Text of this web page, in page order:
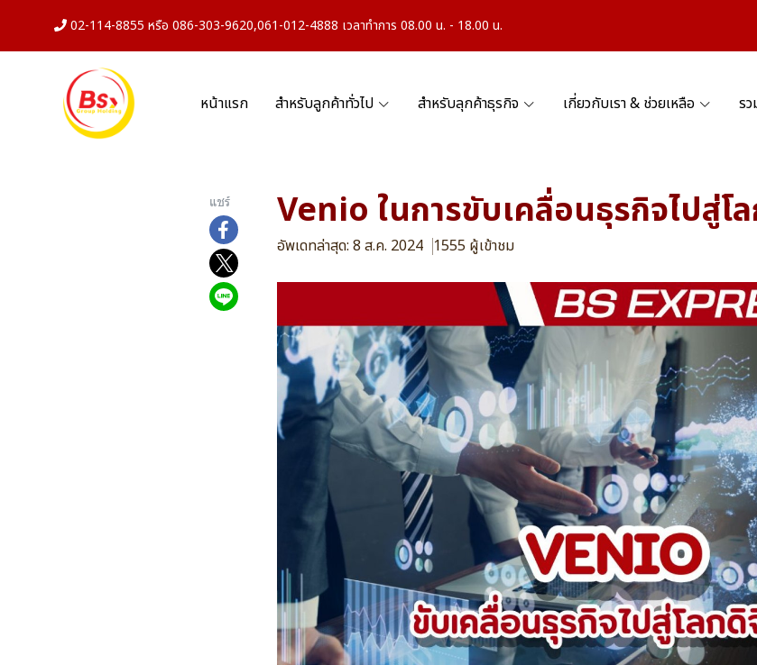
02-114-8855 หรือ 086-303-9620,061-012-4888 เวลาทำการ 08.00 น. - 18.00 น.
หน้าแรก สำหรับลูกค้าทั่วไป สำหรับลุกค้าธุรกิจ เกี่ยวกับเรา & ช่วยเหลือ ร
แชร์ Venio ในการขับเคลื่อนธุรกิจไปสู่โ
อัพเดทล่าสุด: 8 ส.ค. 2024 1555 ผู้เข้าชม